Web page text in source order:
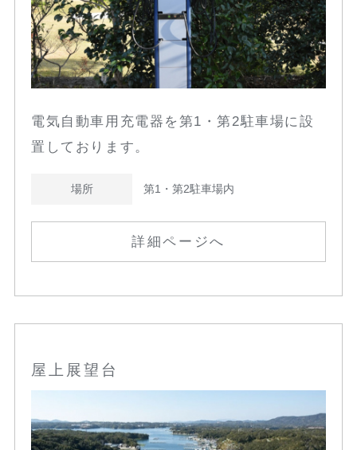
電気自動車用充電器を第1・第2駐車場に設
置しております。
場所 第1・第2駐車場内
詳細ページへ
屋上展望台